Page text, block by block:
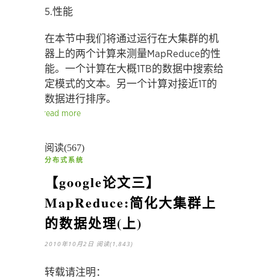
5.性能
在本节中我们将通过运行在大集群的机
器上的两个计算来测量MapReduce的性
能。一个计算在大概1TB的数据中搜索给
定模式的文本。另一个计算对接近1T的
数据进行排序。
read more
阅读(567)
分布式系统
【google论文三】
MapReduce:简化大集群上
的数据处理(上)
2010年10月2日 阅读(1,843)
转载请注明：